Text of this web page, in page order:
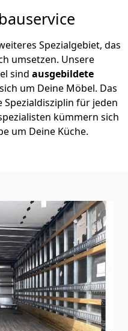
Spezialgebiet, das
umsetzen. Unsere
sind ausgebildete
um Deine Möbel. Das
Spezialdisziplin für jeden
kümmern sich
um Deine Küche.